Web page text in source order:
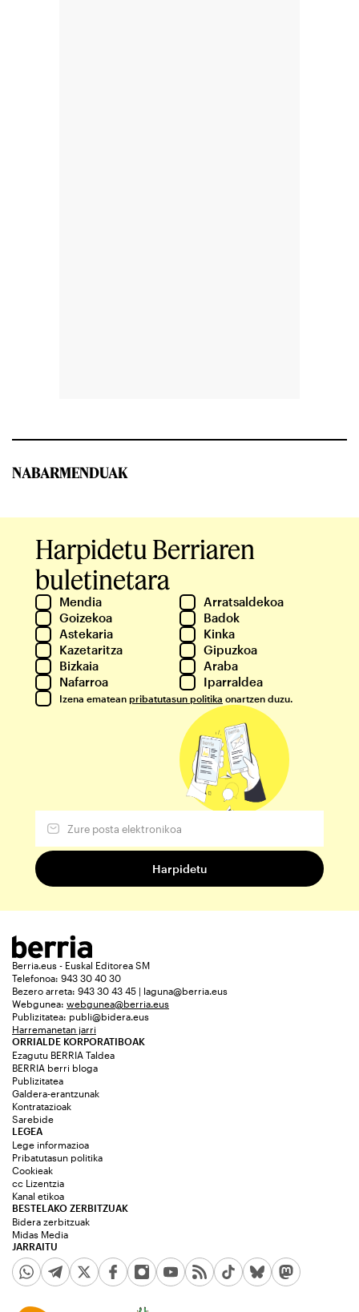
NABARMENDUAK
Harpidetu Berriaren
buletinetara
Mendia
Arratsaldekoa
Goizekoa
Badok
Astekaria
Kinka
Kazetaritza
Gipuzkoa
Bizkaia
Araba
Nafarroa
Iparraldea
Izena ematean pribatutasun politika onartzen duzu.
Berria.eus - Euskal Editorea SM
Telefonoa: 943 30 40 30
Bezero arreta: 943 30 43 45 | laguna@berria.eus
Webgunea: webgunea@berria.eus
Publizitatea: publi@bidera.eus
Harremanetan jarri
ORRIALDE KORPORATIBOAK
Ezagutu BERRIA Taldea
BERRIA berri bloga
Publizitatea
Galdera-erantzunak
Kontratazioak
Sarebide
JARRAITU
LEGEA
Lege informazioa
Pribatutasun politika
Cookieak
cc Lizentzia
Kanal etikoa
BESTELAKO ZERBITZUAK
Bidera zerbitzuak
Midas Media